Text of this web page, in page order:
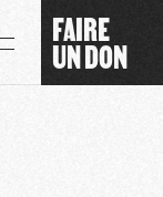
FAIRE
UN DON